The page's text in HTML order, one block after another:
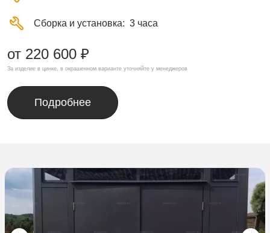
Сборка и установка 3 часа
от 220 600 ₽
За изделие в цинке, в окрашенном варианте уточняйте у менеджеров
Подробнее